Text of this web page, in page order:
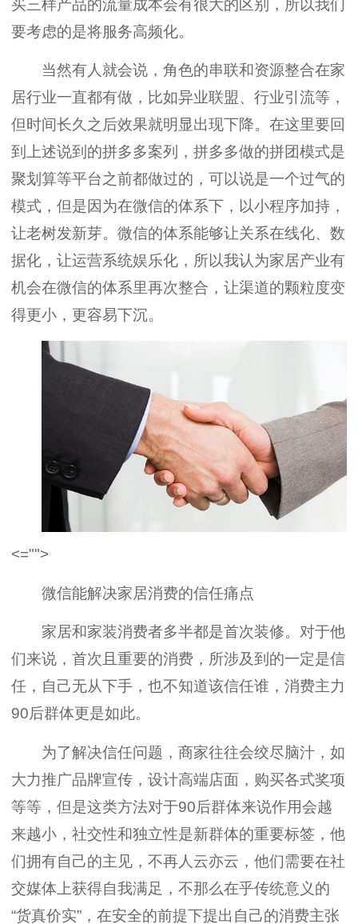
买三样产品的流量成本会有很大的区别，所以我们
要考虑的是将服务高频化。
当然有人就会说，角色的串联和资源整合在家
居行业一直都有做，比如异业联盟、行业引流等，
但时间长久之后效果就明显出现下降。在这里要回
到上述说到的拼多多案列，拼多多做的拼团模式是
聚划算等平台之前都做过的，可以说是一个过气的
模式，但是因为在微信的体系下，以小程序加持，
让老树发新芽。微信的体系能够让关系在线化、数
据化，让运营系统娱乐化，所以我认为家居产业有
机会在微信的体系里再次整合，让渠道的颗粒度变
得更小，更容易下沉。
<="">
微信能解决家居消费的信任痛点
家居和家装消费者多半都是首次装修。对于他
们来说，首次且重要的消费，所涉及到的一定是信
任，自己无从下手，也不知道该信任谁，消费主力
90后群体更是如此。
为了解决信任问题，商家往往会绞尽脑汁，如
大力推广品牌宣传，设计高端店面，购买各式奖项
等等，但是这类方法对于90后群体来说作用会越
来越小，社交性和独立性是新群体的重要标签，他
们拥有自己的主见，不再人云亦云，他们需要在社
交媒体上获得自我满足，不那么在乎传统意义的
“货真价实”，在安全的前提下提出自己的消费主张